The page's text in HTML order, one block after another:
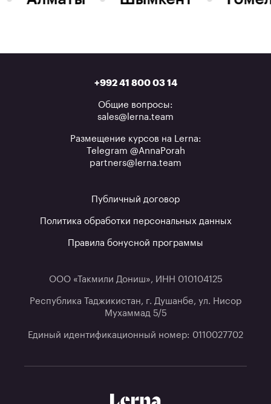
+992 41 800 03 14
Общие вопросы:
sales@lerna.team
Размещение курсов на Lerna:
Telegram @AnnaPorah
partners@lerna.team
Публичный договор
Политика обработки персональных данных
Правила бонусной программы
ООО «Такмили Дониш», ИНН 010104125
Республика Таджикистан, г. Душанбе, ул. Нисор
Мухаммад 5/5
Единый идентификационный номер: 0110027702